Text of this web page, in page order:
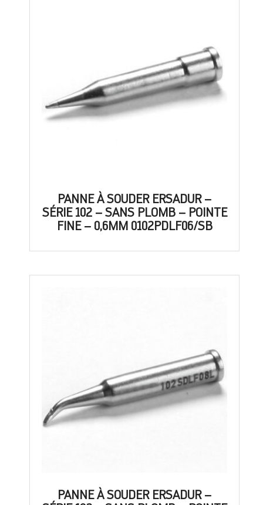
PANNE À SOUDER ERSADUR –
SÉRIE 102 – SANS PLOMB – POINTE
FINE – 0,6MM 0102PDLF06/SB
PANNE À SOUDER ERSADUR –